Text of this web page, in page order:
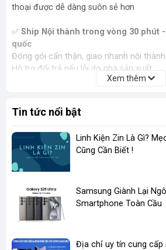
thoại được dễ dàng suôn sẻ hơn
✅ Ship Nội thành trong vòng 30 phút
quốc
Đóng gói cẩn thận, giao nhanh nội
Hỗ trợ đổi trả nếu lỗi do nhà sản xuất.
Xem thêm
Tin tức nổi bật
Linh Kiện Zin Là Gì?
Cũng Cần Biết !
​Samsung Giành Lại
Smartphone Toàn Cầu
Địa chỉ uy tín cung cấp